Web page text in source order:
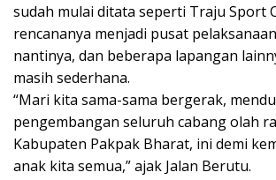
sudah mulai ditata seperti Traju Sport
rencananya menjadi pusat
nantinya, dan beberapa lapangan
masih sederhana.
“Mari kita sama-sama bergerak,
pengembangan seluruh cabang olah
Kabupaten Pakpak Bharat, ini demi
anak kita semua,” ajak Jalan Berutu.